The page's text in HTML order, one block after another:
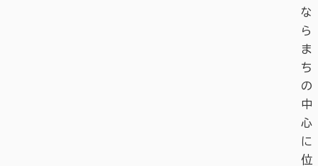
な
ら
ま
ち
の
中
心
に
位